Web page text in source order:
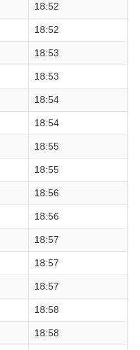
18:52
18:52
18:53
18:53
18:54
18:54
18:55
18:55
18:56
18:56
18:57
18:57
18:57
18:58
18:58